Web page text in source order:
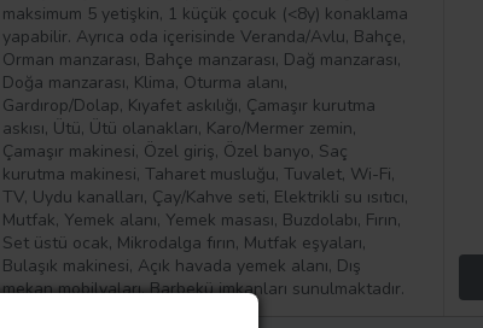
maksimum 5 yetişkin, 1 küçük çocuk (<8y) konaklama
yapabilir. Ayrıca oda içerisinde Veranda/Avlu, Bahçe,
Orman manzarası, Bahçe manzarası, Dağ manzarası,
Doğa manzarası, Klima, Oturma alanı,
Gardırop/Dolap, Kıyafet askılığı, Çamaşır kurutma
askısı, Ütü, Ütü olanakları, Karo/Mermer zemin,
Çamaşır makinesi, Özel giriş, Özel banyo, Saç
kurutma makinesi, Taharet musluğu, Tuvalet, Wi-Fi,
TV, Uydu kanalları, Çay/Kahve seti, Elektrikli su ısıtıcı,
Mutfak, Yemek alanı, Yemek masası, Buzdolabı, Fırın,
Set üstü ocak, Mikrodalga fırın, Mutfak eşyaları,
Bulaşık makinesi, Açık havada yemek alanı, Dış
mekan mobilyaları, Barbekü imkanları sunulmaktadır.